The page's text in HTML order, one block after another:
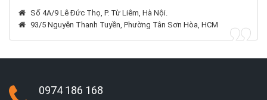
Số 4A/9 Lê Đức Thọ, P. Từ Liêm, Hà Nội.
93/5 Nguyễn Thanh Tuyền, Phường Tân Sơn Hòa, HCM
0974 186 168